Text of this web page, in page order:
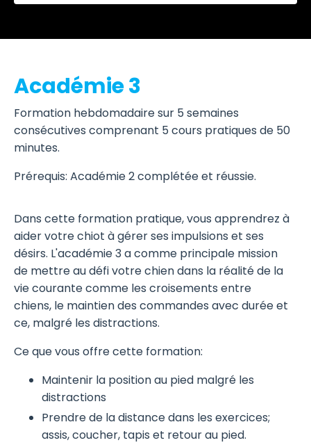
Académie 3
Formation hebdomadaire sur 5 semaines
consécutives comprenant 5 cours pratiques de 50
minutes.
Prérequis: Académie 2 complétée et réussie.
Dans cette formation pratique, vous apprendrez à
aider votre chiot à gérer ses impulsions et ses
désirs. L'académie 3 a comme principale mission
de mettre au défi votre chien dans la réalité de la
vie courante comme les croisements entre
chiens, le maintien des commandes avec durée et
ce, malgré les distractions.
Ce que vous offre cette formation:
Maintenir la position au pied malgré les
distractions
Prendre de la distance dans les exercices;
assis, coucher, tapis et retour au pied.